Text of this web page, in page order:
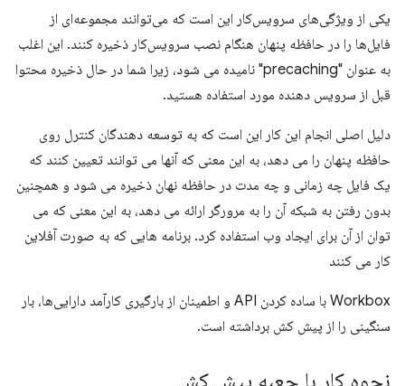
یکی از ویژگی‌های سرویس‌کار این است که می‌توانند مجموعه‌ای از
فایل‌ها را در حافظه پنهان هنگام نصب سرویس‌کار ذخیره کنند. این اغلب
به عنوان "precaching" نامیده می شود، زیرا شما در حال ذخیره محتوا
قبل از سرویس دهنده مورد استفاده هستید.
دلیل اصلی انجام این کار این است که به توسعه دهندگان کنترل روی
حافظه پنهان را می دهد، به این معنی که آنها می توانند تعیین کنند که
یک فایل چه زمانی و چه مدت در حافظه نهان ذخیره می شود و همچنین
بدون رفتن به شبکه آن را به مرورگر ارائه می دهد، به این معنی که می
توان از آن برای ایجاد وب استفاده کرد. برنامه هایی که به صورت آفلاین
کار می کنند
Workbox با ساده کردن API و اطمینان از بارگیری کارآمد دارایی‌ها، بار
سنگینی را از پیش کش برداشته است.
نحوه کار با جعبه پیش کش